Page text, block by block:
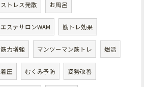
ストレス発散 お風呂
エステサロンWAM 筋トレ効果
筋力増強 マンツーマン筋トレ 燃活
着圧 むくみ予防 姿勢改善